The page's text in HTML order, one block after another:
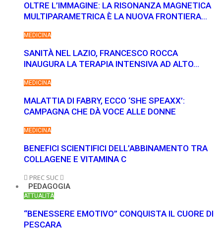
OLTRE L’IMMAGINE: LA RISONANZA MAGNETICA
MULTIPARAMETRICA È LA NUOVA FRONTIERA…
MEDICINA
SANITÀ NEL LAZIO, FRANCESCO ROCCA
INAUGURA LA TERAPIA INTENSIVA AD ALTO…
MEDICINA
MALATTIA DI FABRY, ECCO ‘SHE SPEAXX’:
CAMPAGNA CHE DÀ VOCE ALLE DONNE
MEDICINA
BENEFICI SCIENTIFICI DELL’ABBINAMENTO TRA
COLLAGENE E VITAMINA C
PREC SUC
PEDAGOGIA
ATTUALITÀ
“BENESSERE EMOTIVO” CONQUISTA IL CUORE DI
PESCARA